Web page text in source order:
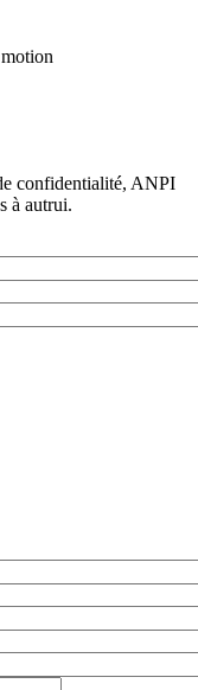
confidentialité, ANPI
à autrui.